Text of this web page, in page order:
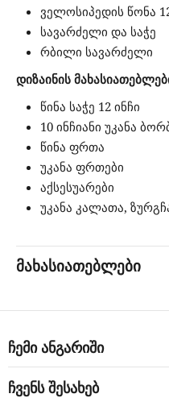
ველოსიპედის წონა
სავარძელი და საჭე
რბილი სავარძელი
დიზაინის
წინა საჭე 12 ინჩი
10 ინჩიანი უკანა
წინა ფრთა
უკანა ფრთები
აქსესუარები
უკანა კალათა,
მახასიათებლები
ჩემი ანგარიში
ჩვენს შესახებ